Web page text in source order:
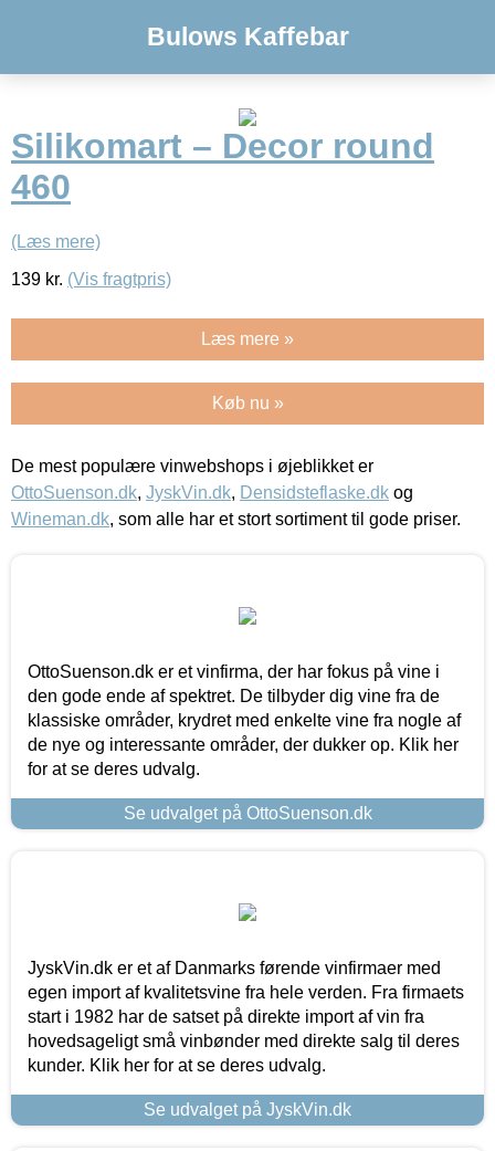
Bulows Kaffebar
Silikomart – Decor round
460
(Læs mere)
139 kr. (Vis fragtpris)
Læs mere »
Køb nu »
De mest populære vinwebshops i øjeblikket er
OttoSuenson.dk, JyskVin.dk, Densidsteflaske.dk og
Wineman.dk, som alle har et stort sortiment til gode priser.
OttoSuenson.dk er et vinfirma, der har fokus på vine i
den gode ende af spektret. De tilbyder dig vine fra de
klassiske områder, krydret med enkelte vine fra nogle af
de nye og interessante områder, der dukker op. Klik her
for at se deres udvalg.
Se udvalget på OttoSuenson.dk
JyskVin.dk er et af Danmarks førende vinfirmaer med
egen import af kvalitetsvine fra hele verden. Fra firmaets
start i 1982 har de satset på direkte import af vin fra
hovedsageligt små vinbønder med direkte salg til deres
kunder. Klik her for at se deres udvalg.
Se udvalget på JyskVin.dk